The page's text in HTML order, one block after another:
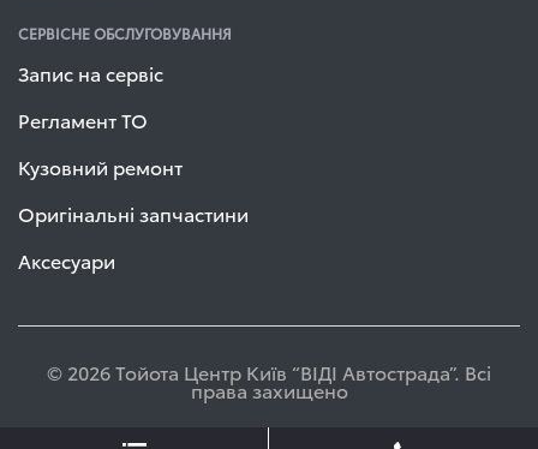
СЕРВІСНЕ ОБСЛУГОВУВАННЯ
Запис на сервіс
Регламент ТО
Кузовний ремонт
Оригінальні запчастини
Аксесуари
© 2026 Тойота Центр Київ “ВІДІ Автострада”. Всі
права захищено